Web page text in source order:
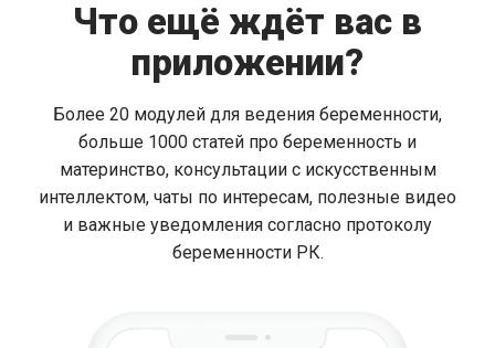
Что ещё ждёт вас в
приложении?
Более 20 модулей для ведения беременности,
больше 1000 статей про беременность и
материнство, консультации с искусственным
интеллектом, чаты по интересам, полезные видео
и важные уведомления согласно протоколу
беременности РК.